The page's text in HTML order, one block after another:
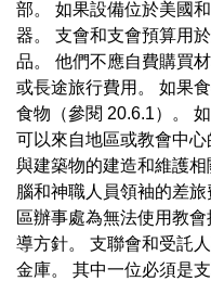
部。 如果設備位於美國
器。 支會和支會預算用
品。 他們不應自費購買
或長途旅行費用。 如果
食物（參閱 20.6.1）。
可以來自地區或教會中心
與建築物的建造和維護
腦和神職人員領袖的差
區辦事處為無法使用教
導方針。 支聯會和受託
金庫。 其中一位必須是